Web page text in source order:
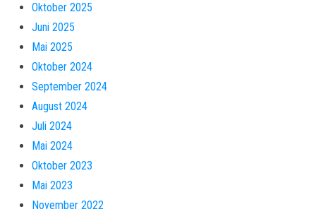
Oktober 2025
Juni 2025
Mai 2025
Oktober 2024
September 2024
August 2024
Juli 2024
Mai 2024
Oktober 2023
Mai 2023
November 2022